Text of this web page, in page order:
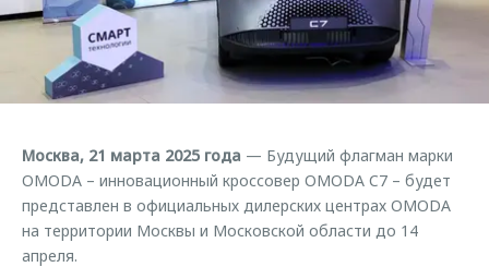
Страхование
Кредитный калькулятор
Аксессуары
Оригинальные аксессуары
Запчасти
Трейд-ин
Клиентская поддержка
O&J Автоклуб
Клуб владельцев OMODA
Аксессуары
Одежда и сувениры
Оригинальные аксессуары
Обратная связь
Москва, 21 марта 2025 года — Будущий флагман марки
OMODA – инновационный кроссовер OMODA C7 – будет
представлен в официальных дилерских центрах OMODA
на территории Москвы и Московской области до 14
апреля.